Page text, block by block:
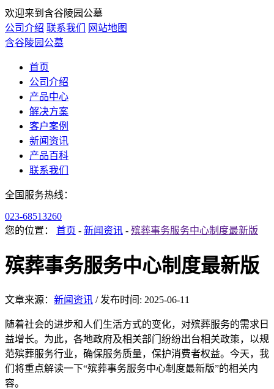
欢迎来到含谷陵园公墓
公司介绍 联系我们
网站地图
含谷陵园公墓
首页
公司介绍
产品中心
解决方案
客户案例
新闻资讯
产品百科
联系我们
全国服务热线：
023-68513260
您的位置： 首页 - 新闻资讯 - 殡葬事务服务中心制度最新版
殡葬事务服务中心制度最新版
文章来源： 新闻资讯 / 发布时间: 2025-06-11
随着社会的进步和人们生活方式的变化，对殡葬服务的需求日
益增长。为此，各地政府及相关部门纷纷出台相关政策，以规
范殡葬服务行业，确保服务质量，保护消费者权益。今天，我
们将重点解读一下“殡葬事务服务中心制度最新版”的相关内
容。